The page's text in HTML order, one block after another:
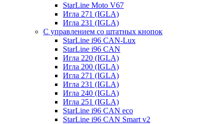
StarLine Moto V67
Игла 271 (IGLA)
Игла 231 (IGLA)
С управлением со штатных кнопок
StarLine i96 CAN-Lux
StarLine i96 CAN
Игла 220 (IGLA)
Игла 200 (IGLA)
Игла 271 (IGLA)
Игла 231 (IGLA)
Игла 240 (IGLA)
Игла 251 (IGLA)
StarLine i96 CAN eco
StarLine i96 CAN Smart v2